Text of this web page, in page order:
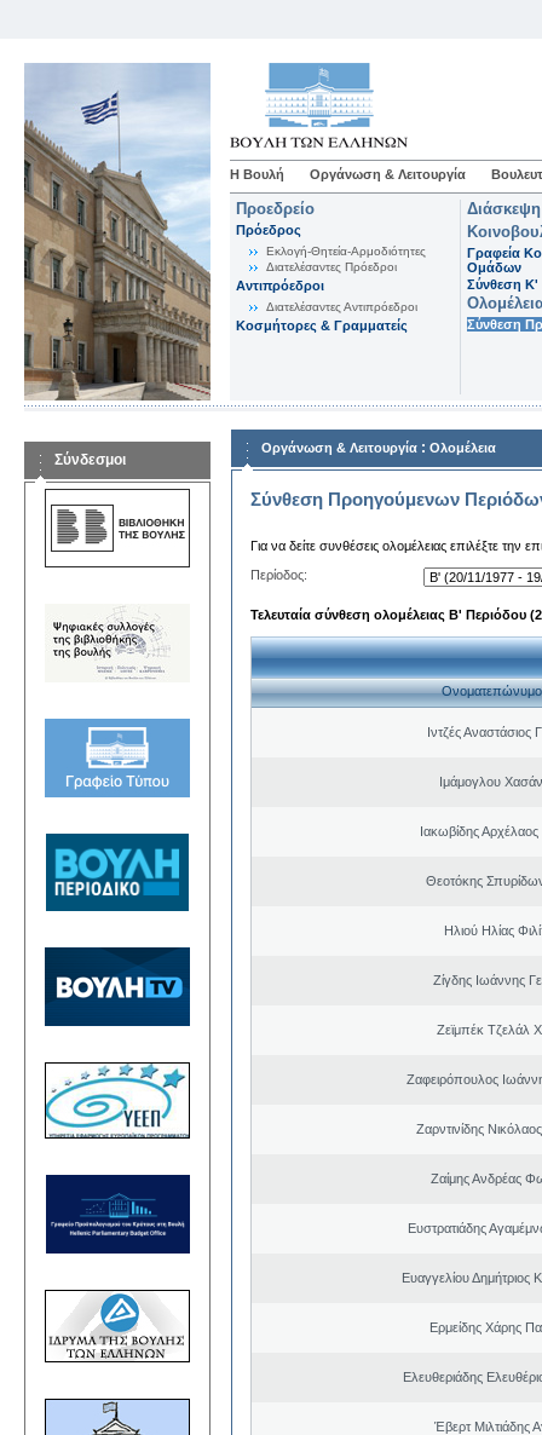
Η Βουλή Οργάνωση & Λειτουργία
Προεδρείο
Πρόεδρος
Εκλογή-Θητεία-Αρμοδιότητες
Διατελέσαντες Πρόεδροι
Αντιπρόεδροι
Διατελέσαντες Αντιπρόεδροι
Κοσμήτορες & Γραμματείς
Γραφεία
Ομάδων
Σύνθεση K'
Σύνθεση
Σύνδεσμοι
Οργάνωση & Λειτουργία : Ολομέλεια
Σύνθεση Προηγούμενων
Για να δείτε συνθέσεις ολομέλειας επιλέξτε την
Περίοδος:
Τελευταία σύνθεση ολομέλειας Β' Περιόδου
Ονοματεπώνυμο
Ιντζές Αναστάσιος
Ιμάμογλου
Ιακωβίδης
Θεοτόκης
Ηλιού Ηλίας
Ζίγδης Ιωάννης
Ζεϊμπέκ Τζελάλ
Ζαφειρόπουλος
Ζαρντινίδης
Ζαίμης Ανδρέας
Ευστρατιάδης
Ευαγγελίου Δημήτριος
Ερμείδης Χάρης
Ελευθεριάδης
Έβερτ Μιλτιάδης